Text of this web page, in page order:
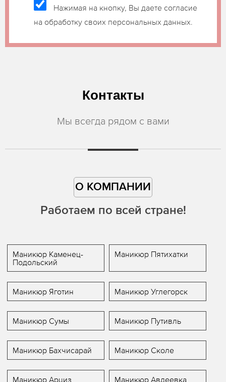
Нажимая на кнопку, Вы даете согласие
на обработку своих персональных данных.
Контакты
Мы всегда рядом с вами
О КОМПАНИИ
Работаем по всей стране!
Маникюр Каменец-
Подольский
Маникюр Пятихатки
Маникюр Яготин Маникюр Углегорск
Маникюр Сумы Маникюр Путивль
Маникюр Бахчисарай Маникюр Сколе
Маникюр Арциз Маникюр Авдеевка